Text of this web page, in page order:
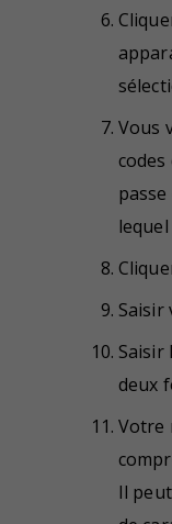
Vous
codes
passe
Saisir
Saisir
deux
Votre
Il